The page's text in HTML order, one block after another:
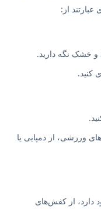
از:
و خشک نگه دارید.
کنید.
ورزشی، از دمپایی یا
دارد، از کفش‌های